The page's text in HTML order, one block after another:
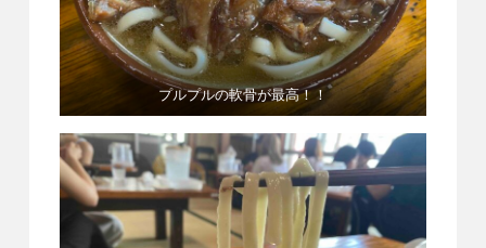
プルプルの軟骨が最高！！